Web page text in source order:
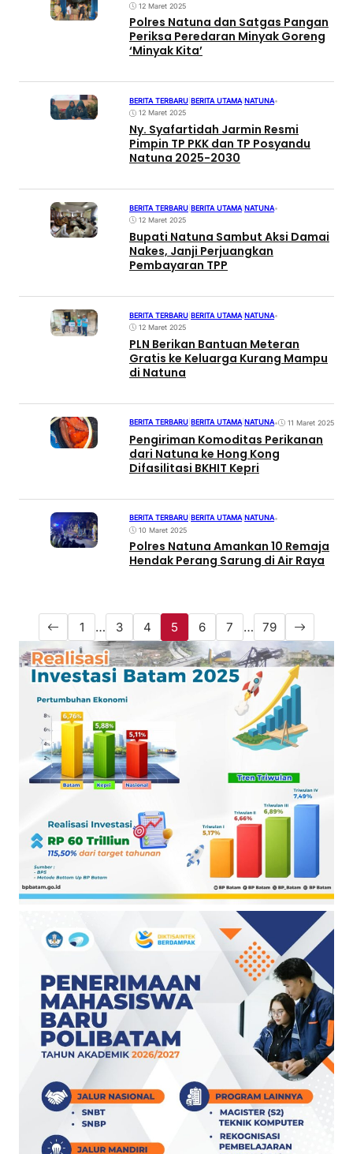
12 Maret 2025
Polres Natuna dan Satgas Pangan
Periksa Peredaran Minyak Goreng
‘Minyak Kita’
BERITA TERBARU BERITA UTAMA NATUNA•
12 Maret 2025
Ny. Syafartidah Jarmin Resmi
Pimpin TP PKK dan TP Posyandu
Natuna 2025-2030
BERITA TERBARU BERITA UTAMA NATUNA•
12 Maret 2025
Bupati Natuna Sambut Aksi Damai
Nakes, Janji Perjuangkan
Pembayaran TPP
BERITA TERBARU BERITA UTAMA NATUNA•
12 Maret 2025
PLN Berikan Bantuan Meteran
Gratis ke Keluarga Kurang Mampu
di Natuna
BERITA TERBARU BERITA UTAMA|NATUNA• 11 Maret 2025
Pengiriman Komoditas Perikanan
dari Natuna ke Hong Kong
Difasilitasi BKHIT Kepri
BERITA TERBARU BERITA UTAMA NATUNA•
10 Maret 2025
Polres Natuna Amankan 10 Remaja
Hendak Perang Sarung di Air Raya
1 … 3 4 5 6 7 … 79